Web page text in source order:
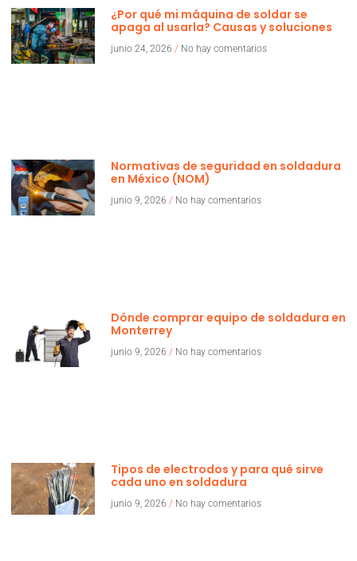
¿Por qué mi máquina de soldar se
apaga al usarla? Causas y soluciones
junio 24, 2026 No hay comentarios
Normativas de seguridad en soldadura
en México (NOM)
junio 9, 2026 No hay comentarios
Dónde comprar equipo de soldadura en
Monterrey
junio 9, 2026 No hay comentarios
Tipos de electrodos y para qué sirve
cada uno en soldadura
junio 9, 2026 No hay comentarios